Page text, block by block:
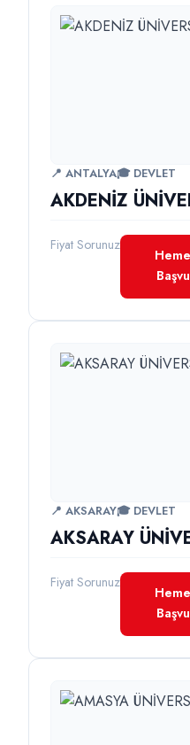
📍 ANTALYA🎓 DEVLET
AKDENİZ
Fiyat Sorunuz
📍 AKSARAY🎓 DEVLET
AKSARAY
Fiyat Sorunuz